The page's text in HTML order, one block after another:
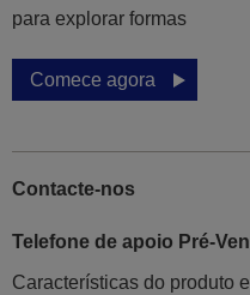
para explorar formas
Comece agora
Contacte-nos
Telefone de apoio Pré-
Características do produto